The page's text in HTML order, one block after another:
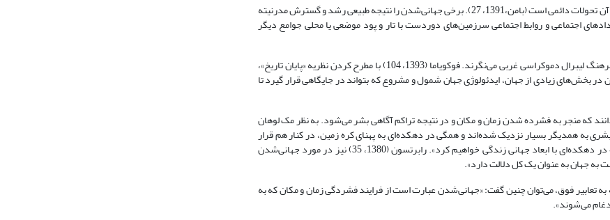
مدرنیته را در بهترین وجه می‌توان عصری توصیف کرد که ویژگی شاخص آن تحولات دائمی است (بامن،1391، 27). برخی جهانی‌شدن را نتیجه طبیعی رشد و گسترش مدرنیته
هم گره خوردن رویدادهای اجتماعی و روابط اجتماعی سرزمین‌های دوردست با تار و پود موضعی یا محلی جوامع دیگر
برخی به جهانی‌شدن با نگاه گسترش فرهنگ لیبرال دموکراسی غربی می‌نگرند. فوکویاما (1393، 104) با مطرح کردن نظریه «پایان تاریخ»،
بخش‌های زیادی از جهان، ایدئولوژی جهان شمول و مشروع که بتواند در جایگاهی قرار گیرد تا
که منجر به فشرده شدن زمان و مکان و در نتیجه تراکم آگاهی بشر می‌شود. به نظر مک لوهان
بشری به همدیگر بسیار نزدیک شده‌اند و همگی در دهکده‌ای به پهنای کره زمین، در کنار هم قرار
ما وقتی پا به دوران تکنولوژی مدرن می‌گذاریم، خواه ناخواه در دهکده‌ای با ابعاد جهانی زندگی خواهیم کرد». رابرتسون (1380، 35) نیز در مورد جهانی‌شدن
جهان به عنوان یک کل دلالت دارد».
تعابیر فوق، می‌توان چنین گفت: «جهانی‌شدن عبارت است از فرایند فشردگی زمان و مکان که به
می‌شوند».